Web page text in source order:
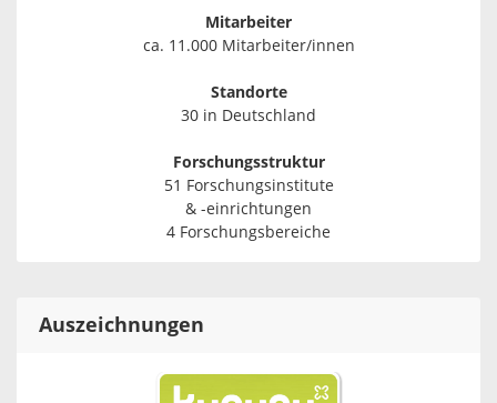
Mitarbeiter
ca. 11.000 Mitarbeiter/innen
Standorte
30 in Deutschland
Forschungsstruktur
51 Forschungsinstitute
& -einrichtungen
4 Forschungsbereiche
Auszeichnungen